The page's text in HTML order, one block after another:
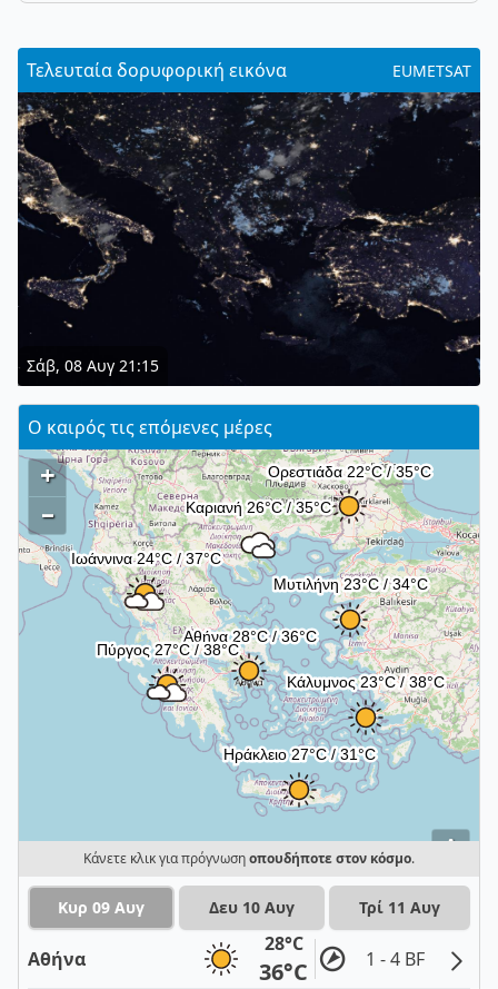
Τελευταία δορυφορική εικόνα EUMETSAT
Σάβ, 08 Αυγ 21:15
Ο καιρός τις επόμενες μέρες
i
+
–
Κάνετε κλικ για πρόγνωσηοπουδήποτε στον κόσμο.
Κυρ 09 Αυγ Δευ 10 Αυγ Τρί 11 Αυγ
Αθήνα
28°C
36°C 1 - 4 BF